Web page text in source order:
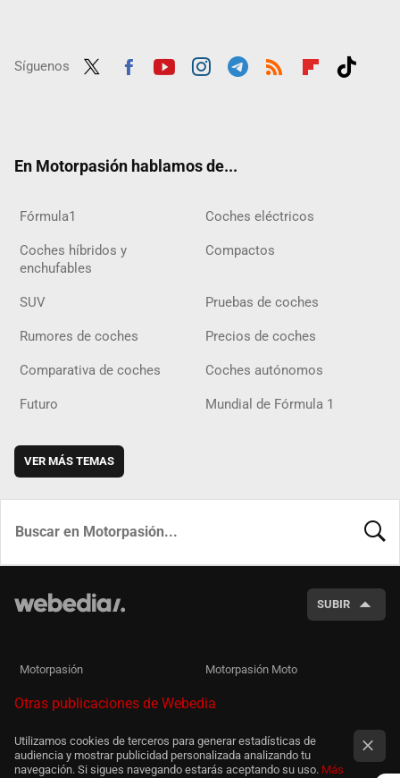
Síguenos
En Motorpasión hablamos de...
Fórmula1 Coches eléctricos
Coches híbridos y
enchufables
Compactos
SUV Pruebas de coches
Rumores de coches Precios de coches
Comparativa de coches Coches autónomos
Futuro Mundial de Fórmula 1
VER MÁS TEMAS
SUBIR
Motorpasión Motorpasión Moto
Otras publicaciones de Webedia
Utilizamos cookies de terceros para generar estadísticas de
audiencia y mostrar publicidad personalizada analizando tu
navegación. Si sigues navegando estarás aceptando su uso. Más